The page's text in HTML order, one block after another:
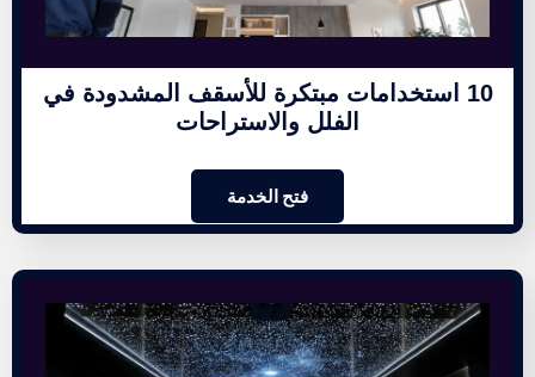
10 استخدامات مبتكرة للأسقف المشدودة في
الفلل والاستراحات
فتح الخدمة